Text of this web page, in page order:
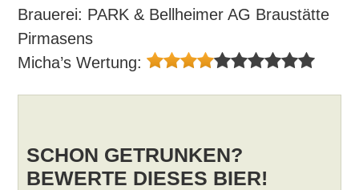
Brauerei: PARK & Bellheimer AG Braustätte
Pirmasens
Micha’s Wertung:
SCHON GETRUNKEN?
BEWERTE DIESES BIER!